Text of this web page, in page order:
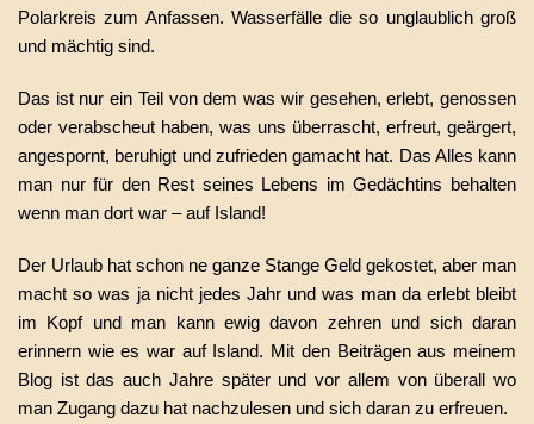
Polarkreis zum Anfassen. Wasserfälle die so unglaublich groß
und mächtig sind.
Das ist nur ein Teil von dem was wir gesehen, erlebt, genossen
oder verabscheut haben, was uns überrascht, erfreut, geärgert,
angespornt, beruhigt und zufrieden gamacht hat. Das Alles kann
man nur für den Rest seines Lebens im Gedächtins behalten
wenn man dort war – auf Island!
Der Urlaub hat schon ne ganze Stange Geld gekostet, aber man
macht so was ja nicht jedes Jahr und was man da erlebt bleibt
im Kopf und man kann ewig davon zehren und sich daran
erinnern wie es war auf Island. Mit den Beiträgen aus meinem
Blog ist das auch Jahre später und vor allem von überall wo
man Zugang dazu hat nachzulesen und sich daran zu erfreuen.